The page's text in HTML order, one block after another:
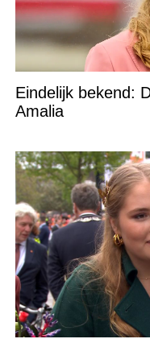
Eindelijk bekend:
Amalia